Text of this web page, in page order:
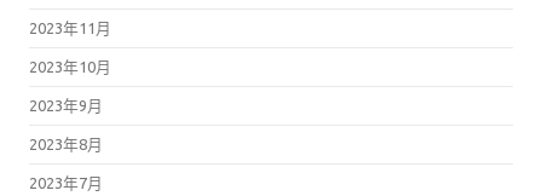
2023年11月
2023年10月
2023年9月
2023年8月
2023年7月